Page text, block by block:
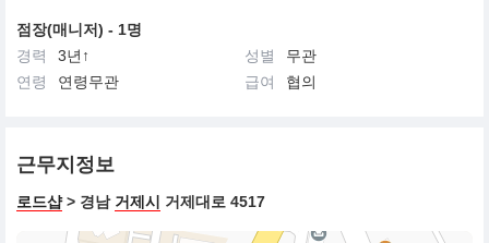
점장(매니저) - 1명
경력
3년↑ 성별
무관
연령
연령무관 급여 협의
근무지정보
로드샵> 경남 거제시 거제대로 4517